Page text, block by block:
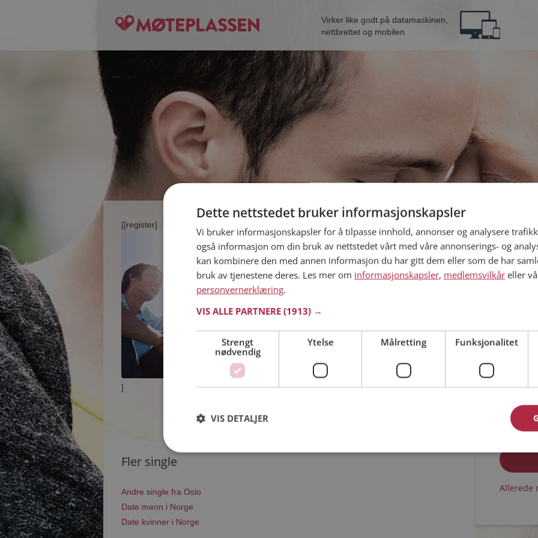
Virker like godt på datamaskinen,
nettbrettet og mobilen
[[register]
]
Fler single
Andre single fra Oslo
Date menn i Norge
Date kvinner i Norge
Jeg er en:
Jeg
Jeg
Allerede
Dette nettstedet bruker informasjonskapsler
Vi bruker informasjonskapsler for å tilpasse innhold, annonser og analysere
også informasjon om din bruk av nettstedet vårt med våre annonserings- og
kan kombinere den med annen informasjon du har gitt dem eller som de har
bruk av tjenestene deres. Les mer om informasjonskapsler, medlemsvilkår eller
personvernerklæring.
VIS ALLE PARTNERE (1913) →
Strengt
nødvendig
Ytelse Målretting Funksjonalitet
VIS DETALJER